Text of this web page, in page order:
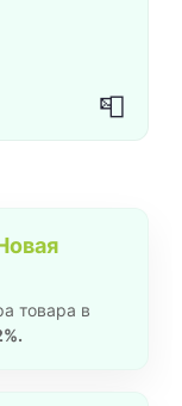
📮
товара в